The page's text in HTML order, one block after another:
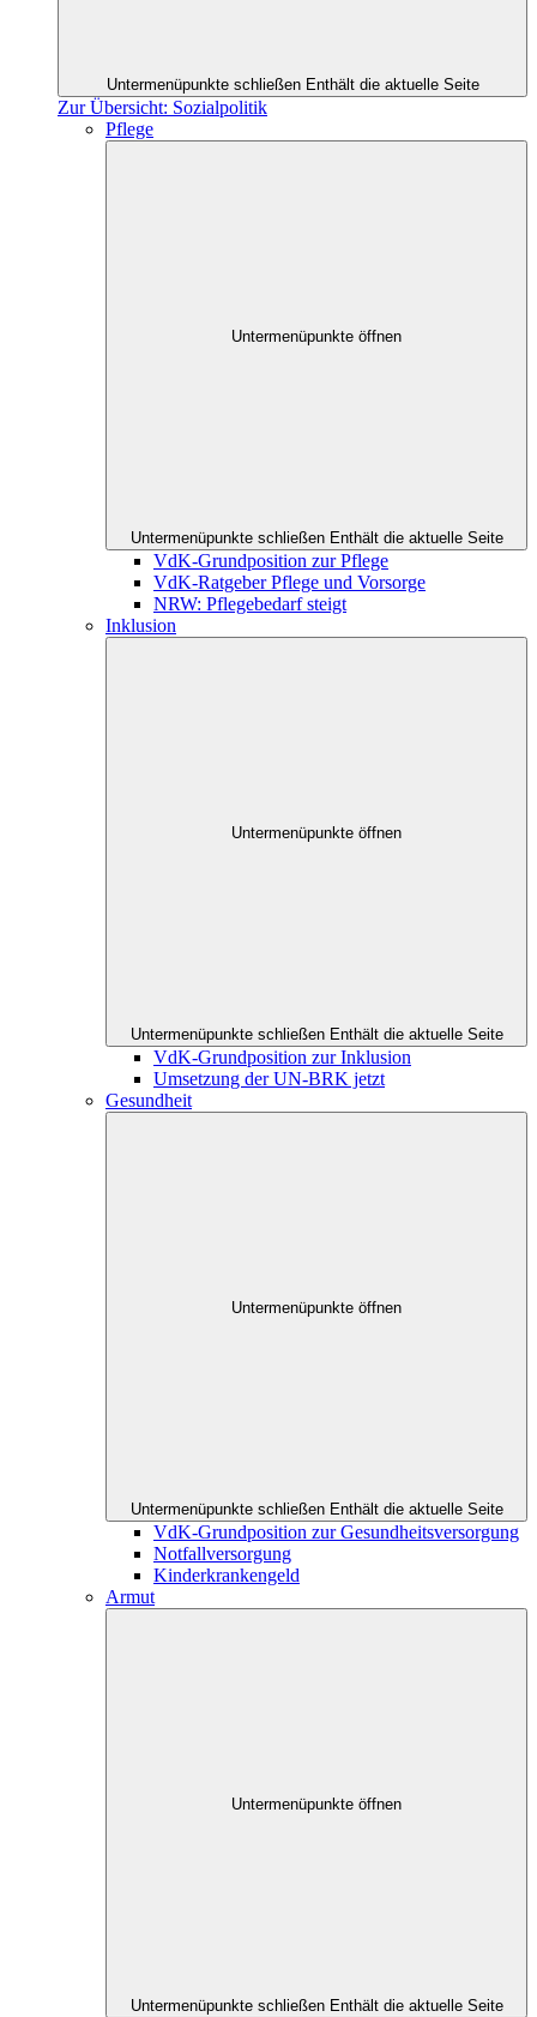
Untermenüpunkte schließen Enthält die aktuelle Seite
Zur Übersicht: Sozialpolitik
Pflege
Untermenüpunkte öffnen
Untermenüpunkte schließen Enthält die aktuelle Seite
VdK-Grundposition zur Pflege
VdK-Ratgeber Pflege und Vorsorge
NRW: Pflegebedarf steigt
Inklusion
Untermenüpunkte öffnen
Untermenüpunkte schließen Enthält die aktuelle Seite
VdK-Grundposition zur Inklusion
Umsetzung der UN-BRK jetzt
Gesundheit
Untermenüpunkte öffnen
Untermenüpunkte schließen Enthält die aktuelle Seite
VdK-Grundposition zur Gesundheitsversorgung
Notfallversorgung
Kinderkrankengeld
Armut
Untermenüpunkte öffnen
Untermenüpunkte schließen Enthält die aktuelle Seite